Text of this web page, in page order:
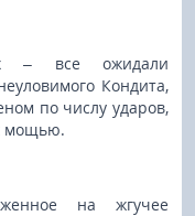
– все ожидали
Кондита,
по числу ударов,
мощью.
на жгучее